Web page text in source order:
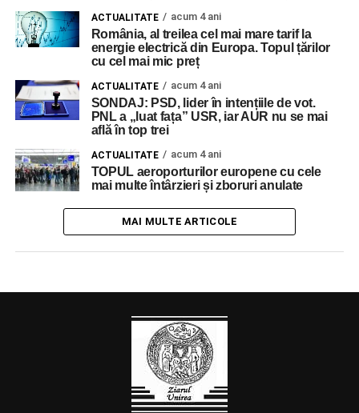
ACTUALITATE acum 4 ani
România, al treilea cel mai mare tarif la
energie electrică din Europa. Topul țărilor
cu cel mai mic preț
ACTUALITATE acum 4 ani
SONDAJ: PSD, lider în intențiile de vot.
PNL a „luat fața” USR, iar AUR nu se mai
află în top trei
ACTUALITATE acum 4 ani
TOPUL aeroporturilor europene cu cele
mai multe întârzieri și zboruri anulate
MAI MULTE ARTICOLE